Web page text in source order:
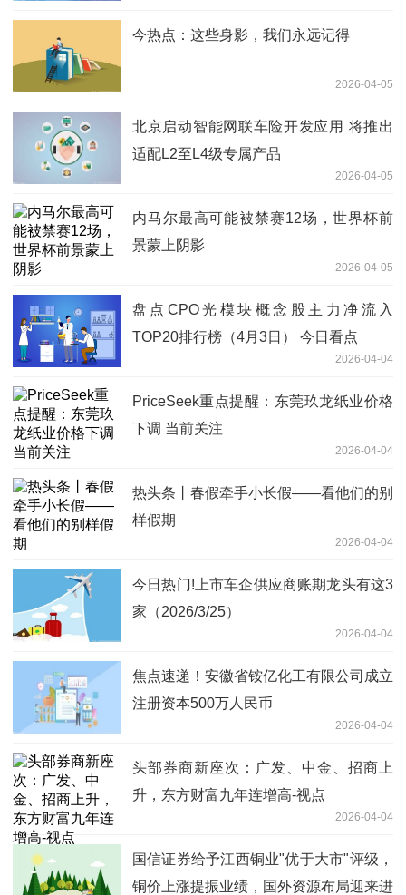
今热点：这些身影，我们永远记得
2026-04-05
北京启动智能网联车险开发应用 将推出
适配L2至L4级专属产品
2026-04-05
内马尔最高可能被禁赛12场，世界杯前
景蒙上阴影
2026-04-05
盘点CPO光模块概念股主力净流入
TOP20排行榜（4月3日） 今日看点
2026-04-04
PriceSeek重点提醒：东莞玖龙纸业价格
下调 当前关注
2026-04-04
热头条丨春假牵手小长假——看他们的别
样假期
2026-04-04
今日热门!上市车企供应商账期龙头有这3
家（2026/3/25）
2026-04-04
焦点速递！安徽省铵亿化工有限公司成立
注册资本500万人民币
2026-04-04
头部券商新座次：广发、中金、招商上
升，东方财富九年连增高-视点
2026-04-04
国信证券给予江西铜业"优于大市"评级，
铜价上涨提振业绩，国外资源布局迎来进